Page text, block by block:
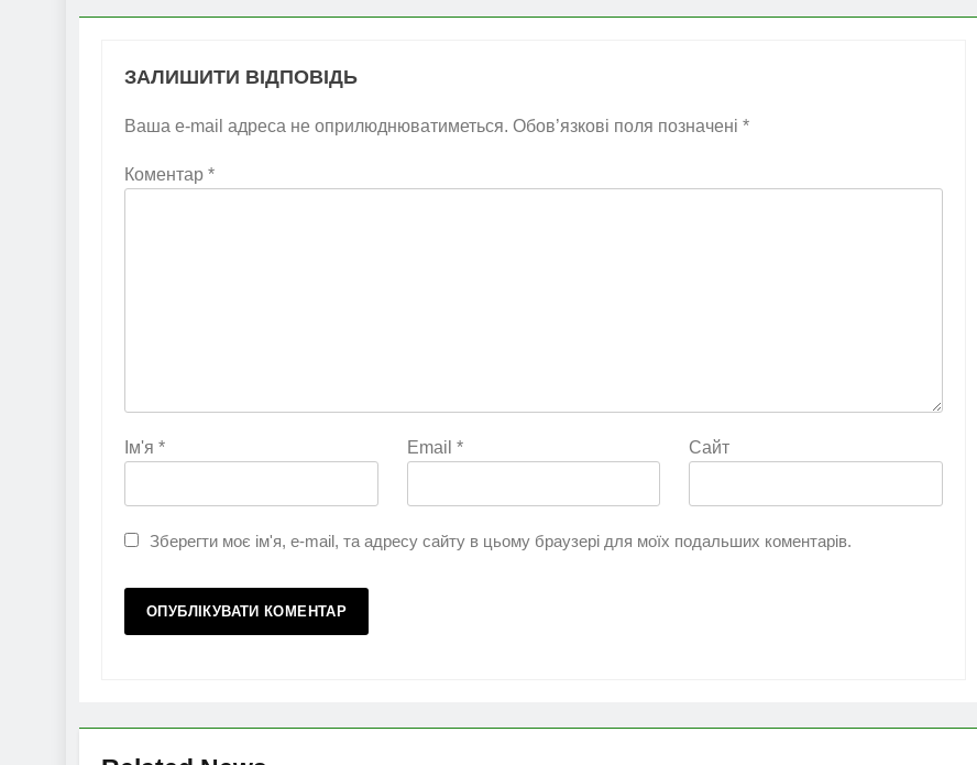
ЗАЛИШИТИ ВІДПОВІДЬ
Ваша e-mail адреса не оприлюднюватиметься. Обов’язкові поля позначені *
Коментар *
Ім'я * Email * Сайт
Зберегти моє ім'я, e-mail, та адресу сайту в цьому браузері для моїх подальших коментарів.